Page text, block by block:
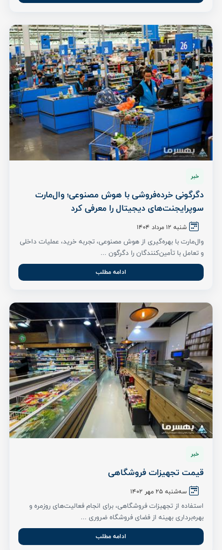
خبر
دگرگونی خرده‌فروشی با هوش مصنوعی؛ وال‌مارت
سوپرایجنت‌های دیجیتال را معرفی کرد
شنبه ۱۲ مرداد ۱۴۰۴
وال‌مارت با بهره‌گیری از هوش مصنوعی، تجربه خرید، عملیات داخلی
و تعامل با تأمین‌کنندگان را دگرگون ...
ادامه مطلب
خبر
قیمت تجهیزات فروشگاهی
سه‌شنبه ۲5 مهر ۱۴۰2
استفاده از تجهیزات فروشگاهی، برای انجام فعالیت‌های روزمره و
بهره‌برداری بهینه از فضای فروشگاه ضروری ...
ادامه مطلب